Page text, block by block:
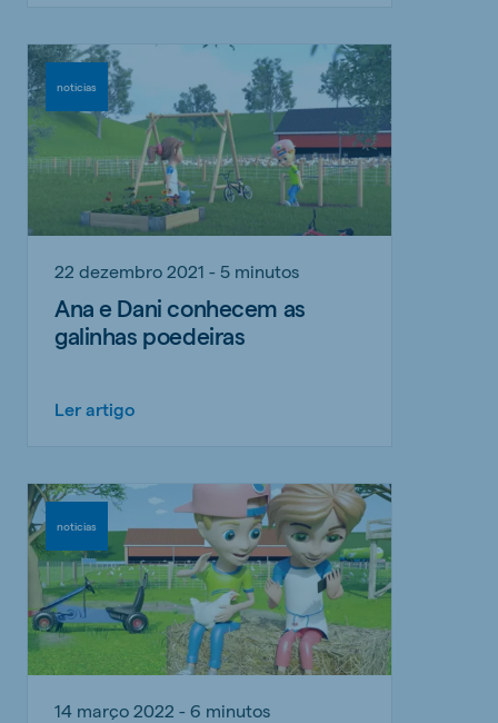
noticias
22 dezembro 2021 - 5 minutos
Ana e Dani conhecem as
galinhas poedeiras
Ler artigo
noticias
14 março 2022 - 6 minutos